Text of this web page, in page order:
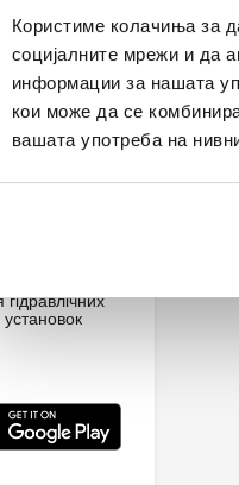
Користиме колачиња за
социјалните мрежи и да
информации за нашата
кои може да се
вашата употреба на
та інші